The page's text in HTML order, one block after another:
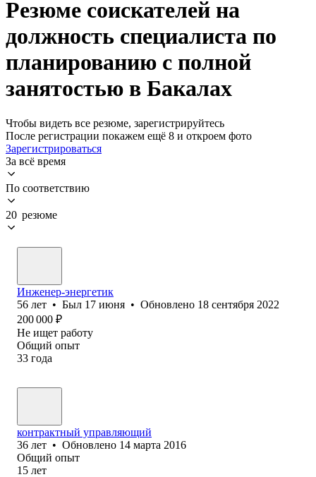
Резюме соискателей на
должность специалиста по
планированию с полной
занятостью в Бакалах
Чтобы видеть все резюме, зарегистрируйтесь
После регистрации покажем ещё 8 и откроем фото
Зарегистрироваться
За всё время
По соответствию
20 резюме
Инженер-энергетик
56 лет • Был 17 июня • Обновлено 18 сентября 2022
200 000 ₽
Не ищет работу
Общий опыт
33 года
контрактный управляющий
36 лет • Обновлено 14 марта 2016
Общий опыт
15 лет